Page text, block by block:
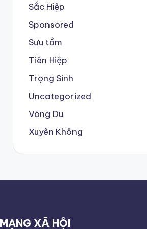
Sắc Hiệp
Sponsored
Sưu tầm
Tiên Hiệp
Trọng Sinh
Uncategorized
Võng Du
Xuyên Không
MẠNG XÃ HỘI